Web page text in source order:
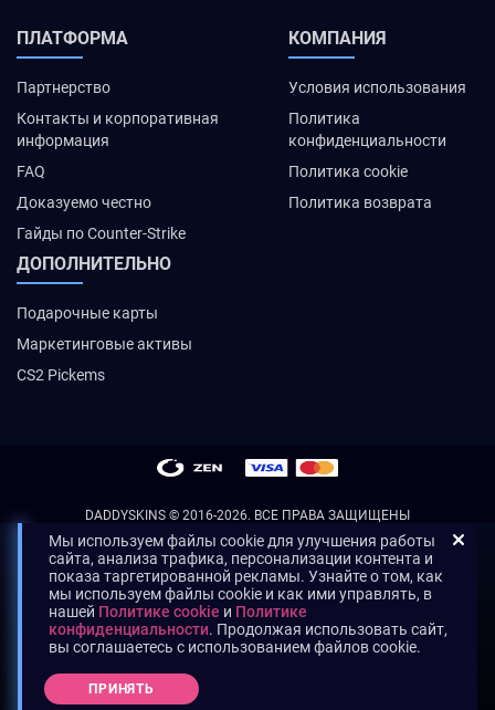
ПЛАТФОРМА
Партнерство
Контакты и корпоративная
информация
FAQ
Доказуемо честно
Гайды по Counter-Strike
КОМПАНИЯ
Условия использования
Политика
конфиденциальности
Политика cookie
Политика возврата
ДОПОЛНИТЕЛЬНО
Подарочные карты
Маркетинговые активы
CS2 Pickems
DADDYSKINS © 2016-2026. ВСЕ ПРАВА ЗАЩИЩЕНЫ
Мы используем файлы cookie для улучшения работы
сайта, анализа трафика, персонализации контента и
показа таргетированной рекламы. Узнайте о том, как
мы используем файлы cookie и как ими управлять, в
нашей Политике cookie и Политике
конфиденциальности. Продолжая использовать сайт,
вы соглашаетесь с использованием файлов cookie.
ПРИНЯТЬ